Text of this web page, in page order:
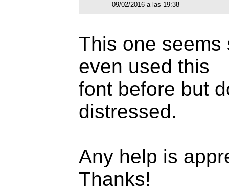
09/02/2016 a las 19:38
This one seems
even used this
font before but
distressed.
Any help is
Thanks!